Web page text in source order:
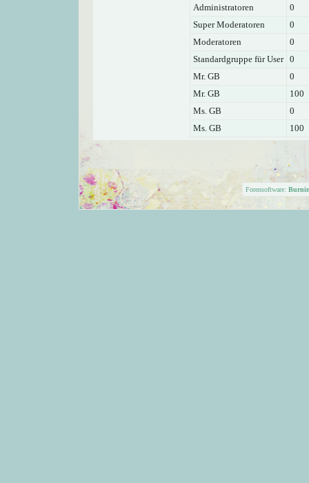
Administratoren
0
Super Moderatoren
0
Moderatoren
0
Standardgruppe für User 0
Mr. GB
0
Mr. GB
100
Ms. GB
0
Ms. GB
100
Forensoftware: